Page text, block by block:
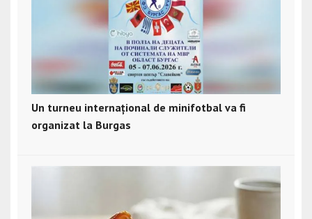
Un turneu internațional de minifotbal va fi
organizat la Burgas